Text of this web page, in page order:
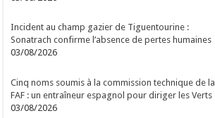
Incident au champ gazier de Tiguentourine :
Sonatrach confirme l’absence de pertes humaines
03/08/2026
Cinq noms soumis à la commission technique de la
FAF : un entraîneur espagnol pour diriger les Verts
03/08/2026